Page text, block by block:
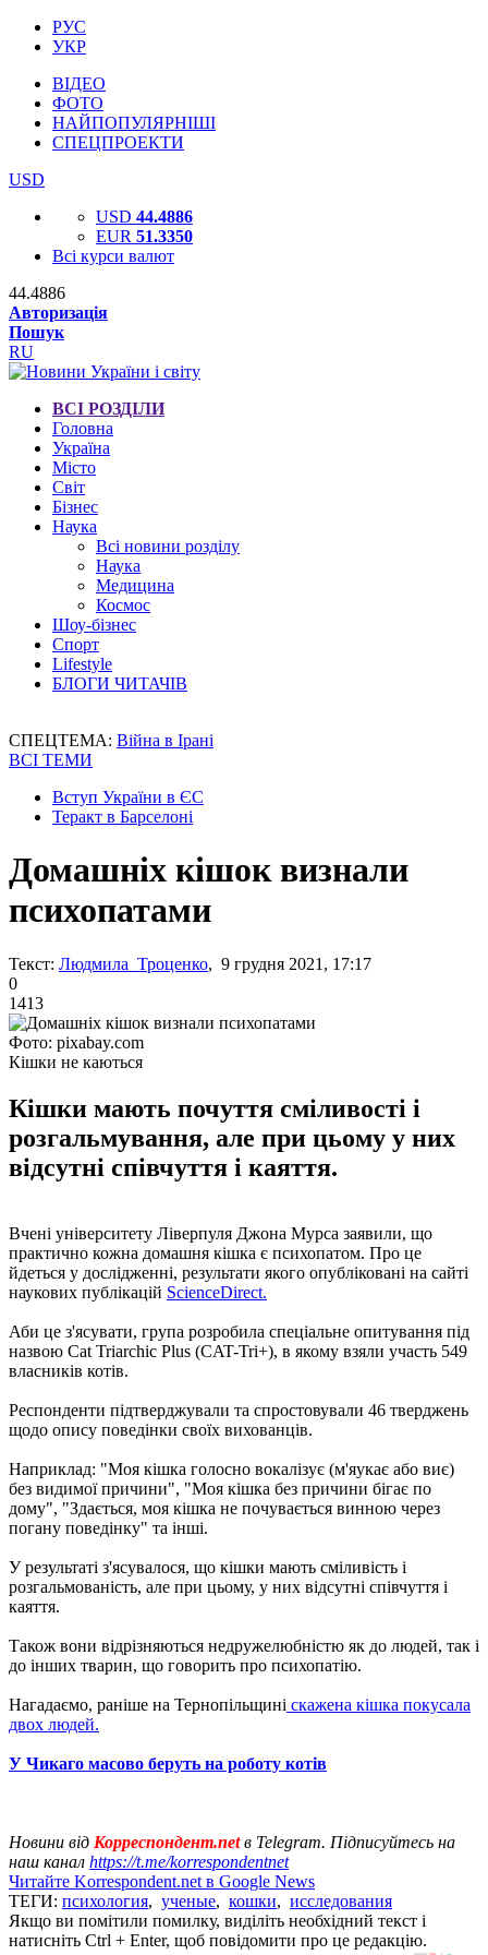
РУС
УКР
ВІДЕО
ФОТО
НАЙПОПУЛЯРНІШІ
СПЕЦПРОЕКТИ
USD
USD 44.4886
EUR 51.3350
Всі курси валют
44.4886
Авторизація
Пошук
RU
ВСІ РОЗДІЛИ
Головна
Україна
Місто
Світ
Бізнес
Наука
Всі новини розділу
Наука
Медицина
Космос
Шоу-бізнес
Спорт
Lifestyle
БЛОГИ ЧИТАЧІВ
СПЕЦТЕМА: Війна в Ірані
ВСІ ТЕМИ
Вступ України в ЄС
Теракт в Барселоні
Домашніх кішок визнали
психопатами
Текст: Людмила Троценко, 9 грудня 2021, 17:17
0
1413
Фото: pixabay.com
Кішки не каються
Кішки мають почуття сміливості і
розгальмування, але при цьому у них
відсутні співчуття і каяття.
Вчені університету Ліверпуля Джона Мурса заявили, що
практично кожна домашня кішка є психопатом. Про це
йдеться у дослідженні, результати якого опубліковані на сайті
наукових публікацій ScienceDirect.
Аби це з'ясувати, група розробила спеціальне опитування під
назвою Cat Triarchic Plus (CAT-Tri+), в якому взяли участь 549
власників котів.
Респонденти підтверджували та спростовували 46 тверджень
щодо опису поведінки своїх вихованців.
Наприклад: "Моя кішка голосно вокалізує (м'яукає або виє)
без видимої причини", "Моя кішка без причини бігає по
дому", "Здається, моя кішка не почувається винною через
погану поведінку" та інші.
У результаті з'ясувалося, що кішки мають сміливість і
розгальмованість, але при цьому, у них відсутні співчуття і
каяття.
Також вони відрізняються недружелюбністю як до людей, так і
до інших тварин, що говорить про психопатію.
Нагадаємо, раніше на Тернопільщині скажена кішка покусала
двох людей.
У Чикаго масово беруть на роботу котів
Новини від Корреспондент.netв Telegram. Підписуйтесь на
наш канал https://t.me/korrespondentnet
Читайте Korrespondent.net в Google News
ТЕГИ: психология, ученые, кошки, исследования
Якщо ви помітили помилку, виділіть необхідний текст і
натисніть Ctrl + Enter, щоб повідомити про це редакцію.